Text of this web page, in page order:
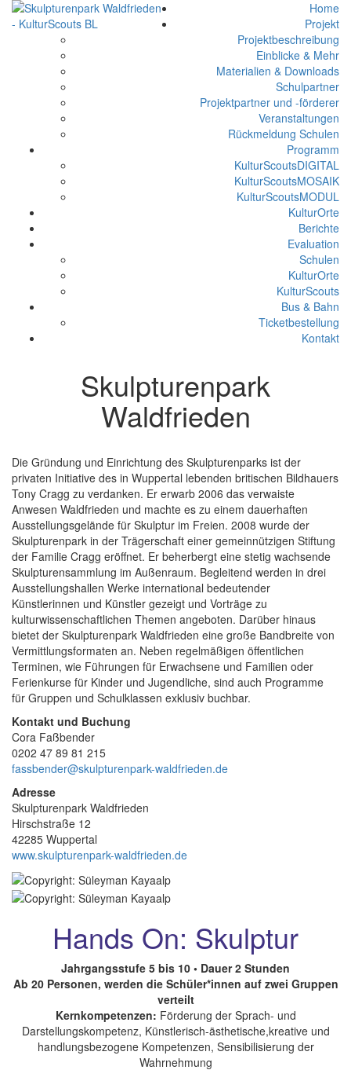
Home
Projekt
Projektbeschreibung
Einblicke & Mehr
Materialien & Downloads
Schulpartner
Projektpartner und -förderer
Veranstaltungen
Rückmeldung Schulen
Programm
KulturScoutsDIGITAL
KulturScoutsMOSAIK
KulturScoutsMODUL
KulturOrte
Berichte
Evaluation
Schulen
KulturOrte
KulturScouts
Bus & Bahn
Ticketbestellung
Kontakt
Skulpturenpark
Waldfrieden
Die Gründung und Einrichtung des Skulpturenparks ist der
privaten Initiative des in Wuppertal lebenden britischen Bildhauers
Tony Cragg zu verdanken. Er erwarb 2006 das verwaiste
Anwesen Waldfrieden und machte es zu einem dauerhaften
Ausstellungsgelände für Skulptur im Freien. 2008 wurde der
Skulpturenpark in der Trägerschaft einer gemeinnützigen Stiftung
der Familie Cragg eröffnet. Er beherbergt eine stetig wachsende
Skulpturensammlung im Außenraum. Begleitend werden in drei
Ausstellungshallen Werke international bedeutender
Künstlerinnen und Künstler gezeigt und Vorträge zu
kulturwissenschaftlichen Themen angeboten. Darüber hinaus
bietet der Skulpturenpark Waldfrieden eine große Bandbreite von
Vermittlungsformaten an. Neben regelmäßigen öffentlichen
Terminen, wie Führungen für Erwachsene und Familien oder
Ferienkurse für Kinder und Jugendliche, sind auch Programme
für Gruppen und Schulklassen exklusiv buchbar.
Kontakt und Buchung
Cora Faßbender
0202 47 89 81 215
fassbender@skulpturenpark-waldfrieden.de
Adresse
Skulpturenpark Waldfrieden
Hirschstraße 12
42285 Wuppertal
www.skulpturenpark-waldfrieden.de
Hands On: Skulptur
Jahrgangsstufe 5 bis 10 • Dauer 2 Stunden
Ab 20 Personen, werden die Schüler*innen auf zwei Gruppen
verteilt
Kernkompetenzen: Förderung der Sprach- und
Darstellungskompetenz, Künstlerisch-ästhetische,kreative und
handlungsbezogene Kompetenzen, Sensibilisierung der
Wahrnehmung